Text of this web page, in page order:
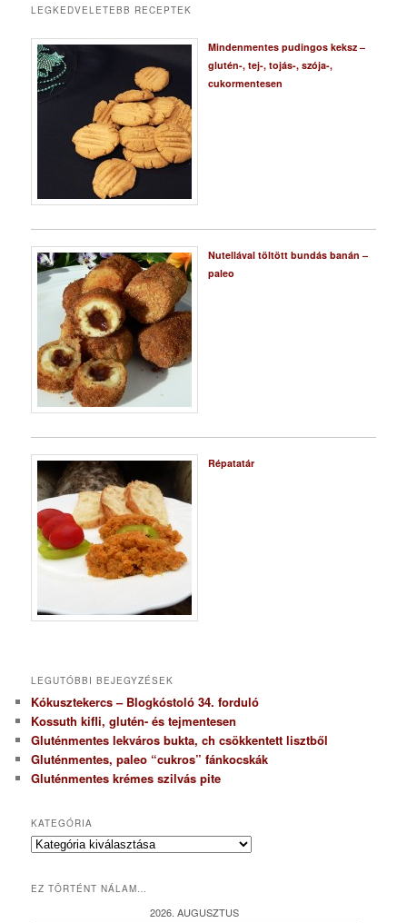
LEGKEDVELETEBB RECEPTEK
Mindenmentes pudingos keksz –
glutén-, tej-, tojás-, szója-,
cukormentesen
Nutellával töltött bundás banán –
paleo
Répatatár
LEGUTÓBBI BEJEGYZÉSEK
Kókusztekercs – Blogkóstoló 34. forduló
Kossuth kifli, glutén- és tejmentesen
Gluténmentes lekváros bukta, ch csökkentett lisztből
Gluténmentes, paleo “cukros” fánkocskák
Gluténmentes krémes szilvás pite
KATEGÓRIA
K
e
EZ TÖRTÉNT NÁLAM…
2026. AUGUSZTUS